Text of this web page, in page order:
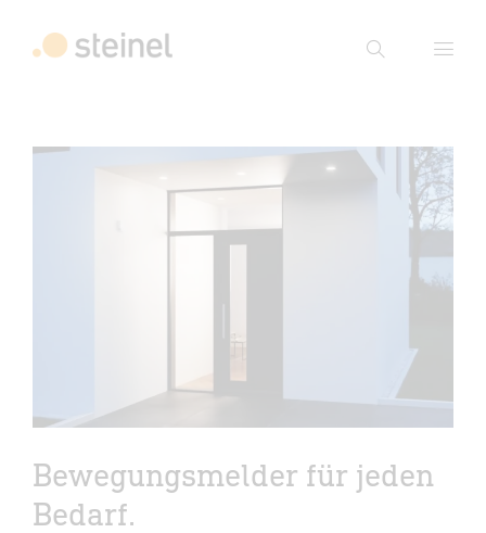
Suche
Suchbegriff eingeben
Bewegungsmelder für jeden
Bedarf.